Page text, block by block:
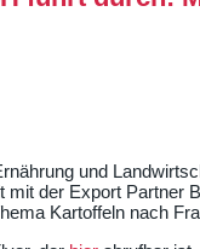
und
der Export Partner
Kartoffeln nach